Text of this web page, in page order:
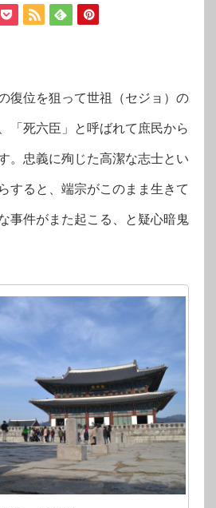
復位を狙って世祖（セジョ）の
「死六臣」と呼ばれて庶民から
。忠義に殉じた高潔な志士とい
すると、端宗がこのまま生きて
事件がまた起こる、と疑心暗鬼